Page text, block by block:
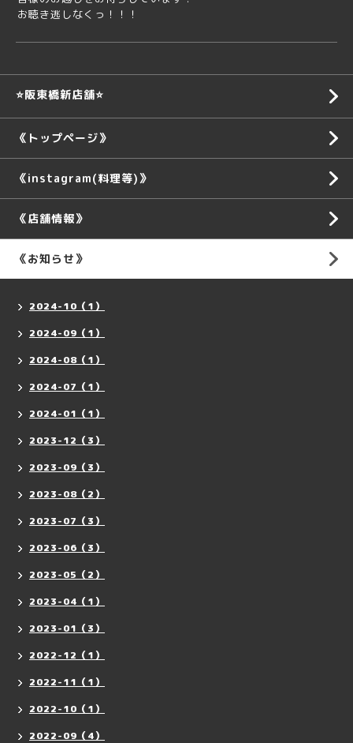
お聴き逃しなくっ！！！
⭐️阪東橋新店舗⭐️
《トップページ》
《instagram(料理等)》
《店舗情報》
《お知らせ》
2024-10（1）
2024-09（1）
2024-08（1）
2024-07（1）
2024-01（1）
2023-12（3）
2023-09（3）
2023-08（2）
2023-07（3）
2023-06（3）
2023-05（2）
2023-04（1）
2023-01（3）
2022-12（1）
2022-11（1）
2022-10（1）
2022-09（4）